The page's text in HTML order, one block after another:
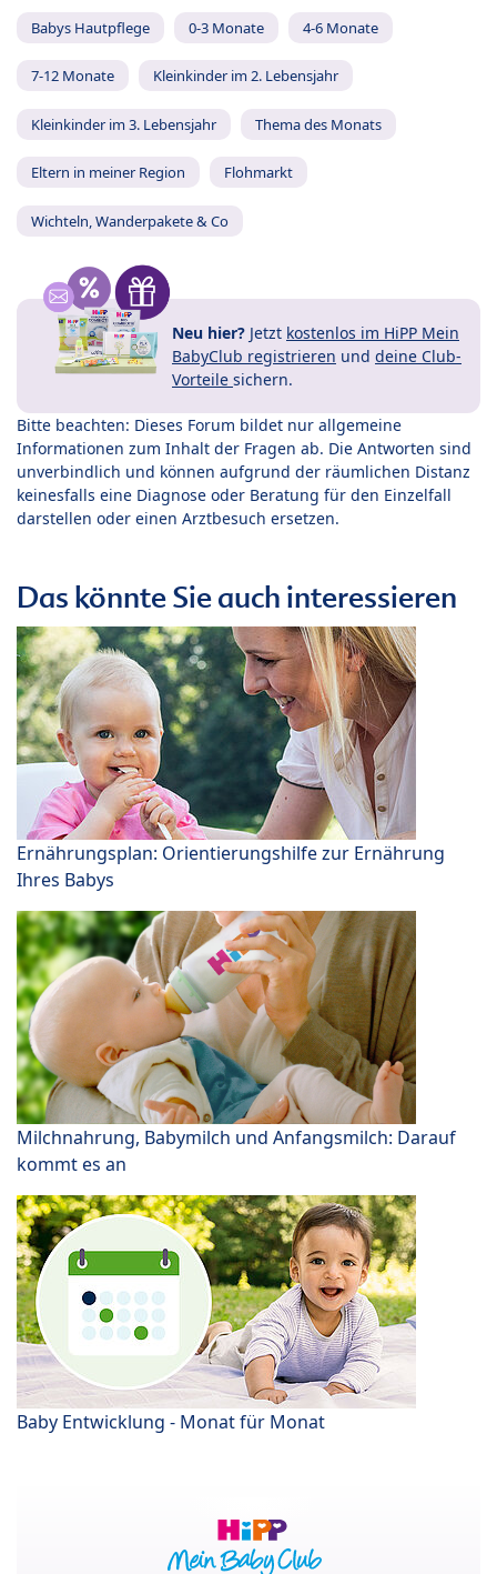
Babys Hautpflege 0-3 Monate 4-6 Monate
7-12 Monate Kleinkinder im 2. Lebensjahr
Kleinkinder im 3. Lebensjahr Thema des Monats
Eltern in meiner Region Flohmarkt
Wichteln, Wanderpakete & Co
Neu hier? Jetzt kostenlos im HiPP Mein
BabyClub registrieren und deine Club-
Vorteile sichern.
Bitte beachten: Dieses Forum bildet nur allgemeine
Informationen zum Inhalt der Fragen ab. Die Antworten sind
unverbindlich und können aufgrund der räumlichen Distanz
keinesfalls eine Diagnose oder Beratung für den Einzelfall
darstellen oder einen Arztbesuch ersetzen.
Das könnte Sie auch interessieren
Ernährungsplan: Orientierungshilfe zur Ernährung
Ihres Babys
Milchnahrung, Babymilch und Anfangsmilch: Darauf
kommt es an
Baby Entwicklung - Monat für Monat